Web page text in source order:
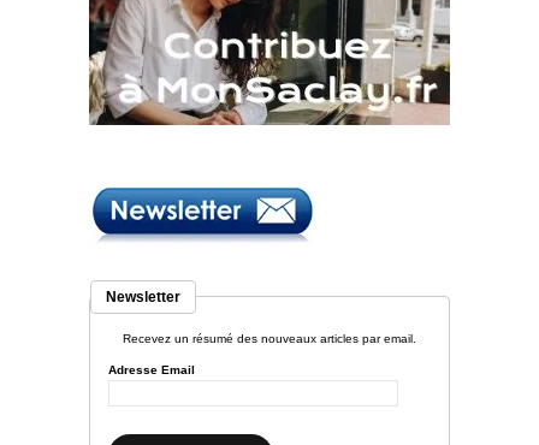
Newsletter
Recevez un résumé des nouveaux articles par email.
Adresse Email